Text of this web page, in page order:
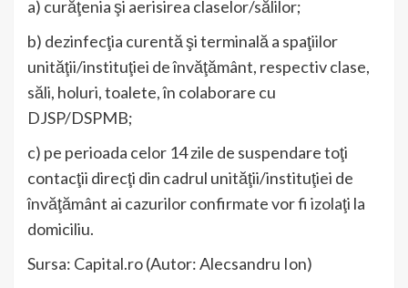
a) curăţenia şi aerisirea claselor/sălilor;
b) dezinfecţia curentă şi terminală a spaţiilor
unităţii/instituţiei de învăţământ, respectiv clase,
săli, holuri, toalete, în colaborare cu
DJSP/DSPMB;
c) pe perioada celor 14 zile de suspendare toţi
contacţii direcţi din cadrul unităţii/instituţiei de
învăţământ ai cazurilor confirmate vor fi izolaţi la
domiciliu.
Sursa: Capital.ro (Autor: Alecsandru Ion)